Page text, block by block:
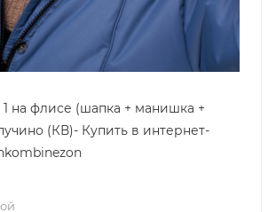
на флисе (шапка + манишка +
(КВ)- Купить в интернет-